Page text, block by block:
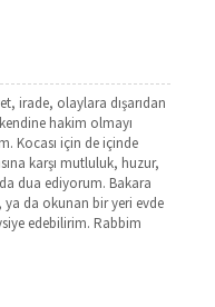
irade, olaylara dışarıdan
hakim olmayı
Kocası için de içinde
karşı mutluluk, huzur,
dua ediyorum. Bakara
ya da okunan bir yeri evde
edebilirim. Rabbim